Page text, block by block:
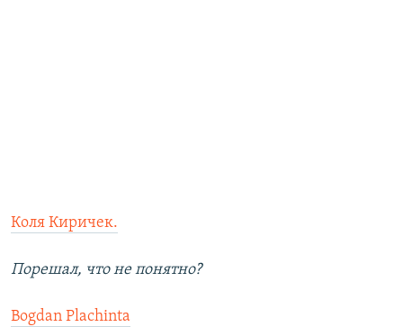
Коля Киричек.
Порешал, что не понятно?
Bogdan Plachinta